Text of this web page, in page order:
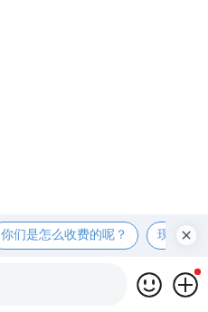
你们是怎么收费的呢？ 现在有